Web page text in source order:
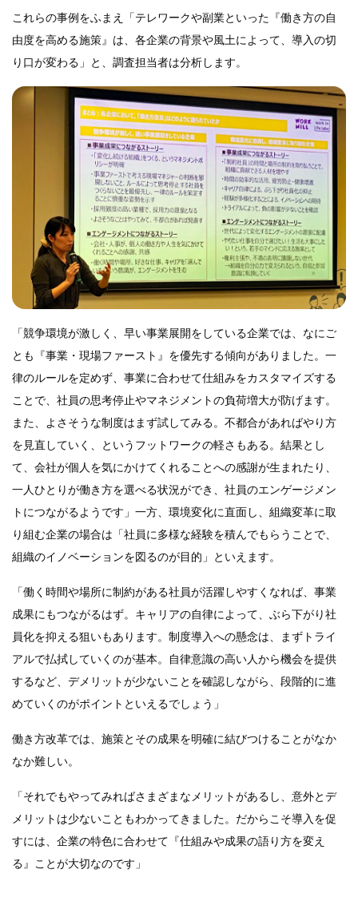
これらの事例をふまえ「テレワークや副業といった『働き方の自
由度を高める施策』は、各企業の背景や風土によって、導入の切
り口が変わる」と、調査担当者は分析します。
「競争環境が激しく、早い事業展開をしている企業では、なにご
とも『事業・現場ファースト』を優先する傾向がありました。一
律のルールを定めず、事業に合わせて仕組みをカスタマイズする
ことで、社員の思考停止やマネジメントの負荷増大が防げます。
また、よさそうな制度はまず試してみる。不都合があればやり方
を見直していく、というフットワークの軽さもある。結果とし
て、会社が個人を気にかけてくれることへの感謝が生まれたり、
一人ひとりが働き方を選べる状況ができ、社員のエンゲージメン
トにつながるようです」一方、環境変化に直面し、組織変革に取
り組む企業の場合は「社員に多様な経験を積んでもらうことで、
組織のイノベーションを図るのが目的」といえます。
「働く時間や場所に制約がある社員が活躍しやすくなれば、事業
成果にもつながるはず。キャリアの自律によって、ぶら下がり社
員化を抑える狙いもあります。制度導入への懸念は、まずトライ
アルで払拭していくのが基本。自律意識の高い人から機会を提供
するなど、デメリットが少ないことを確認しながら、段階的に進
めていくのがポイントといえるでしょう」
働き方改革では、施策とその成果を明確に結びつけることがなか
なか難しい。
「それでもやってみればさまざまなメリットがあるし、意外とデ
メリットは少ないこともわかってきました。だからこそ導入を促
すには、企業の特色に合わせて『仕組みや成果の語り方を変え
る』ことが大切なのです」